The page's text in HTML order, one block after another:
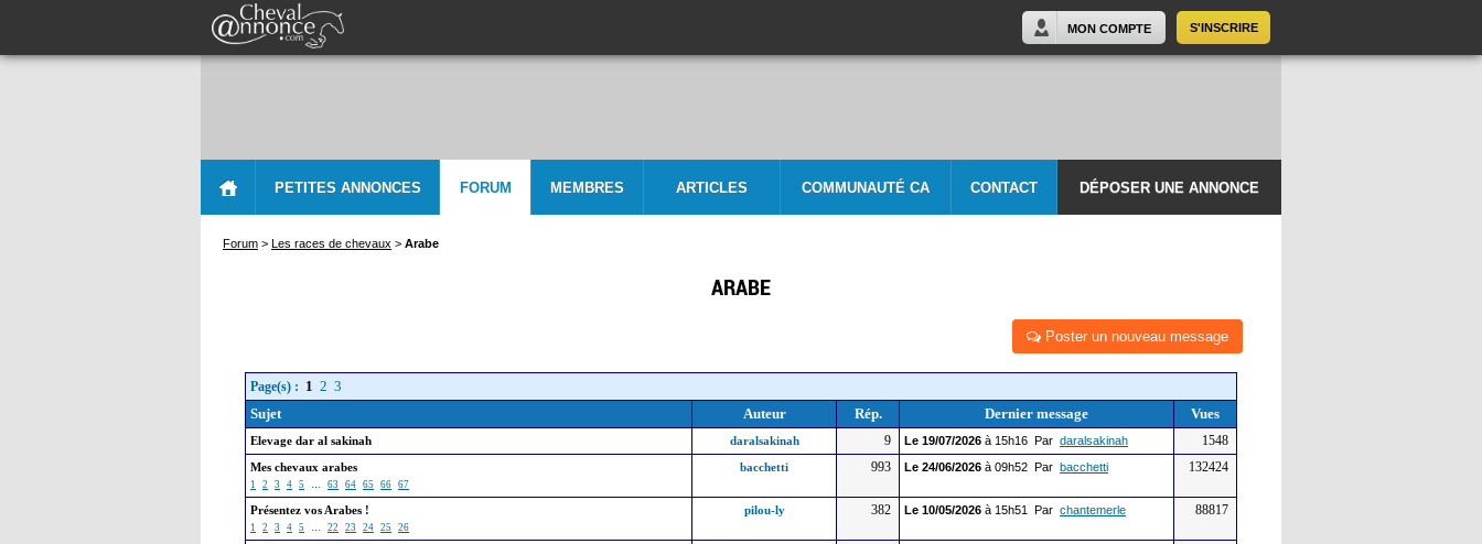
S'INSCRIRE
MON COMPTE
PETITES ANNONCES FORUM MEMBRES ARTICLES COMMUNAUTÉ CA CONTACT DÉPOSER UNE ANNONCE
Forum > Les races de chevaux > Arabe
ARABE
Poster un nouveau message
Page(s) : 1 2 3
Sujet
Auteur Rép. Dernier message Vues
Elevage dar al sakinah daralsakinah 9 Le 19/07/2026 à 15h16 Par daralsakinah 1548
Mes chevaux arabes
1 2 3 4 5 ... 63 64 65 66 67
bacchetti 993 Le 24/06/2026 à 09h52 Par bacchetti 132424
Présentez vos Arabes !
1 2 3 4 5 ... 22 23 24 25 26
pilou-ly 382 Le 10/05/2026 à 15h51 Par chantemerle 88817